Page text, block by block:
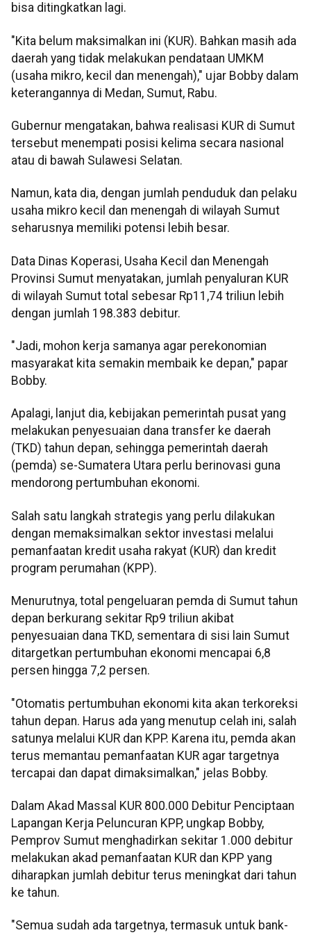
bisa ditingkatkan lagi.
"Kita belum maksimalkan ini (KUR). Bahkan masih ada
daerah yang tidak melakukan pendataan UMKM
(usaha mikro, kecil dan menengah)," ujar Bobby dalam
keterangannya di Medan, Sumut, Rabu.
Gubernur mengatakan, bahwa realisasi KUR di Sumut
tersebut menempati posisi kelima secara nasional
atau di bawah Sulawesi Selatan.
Namun, kata dia, dengan jumlah penduduk dan pelaku
usaha mikro kecil dan menengah di wilayah Sumut
seharusnya memiliki potensi lebih besar.
Data Dinas Koperasi, Usaha Kecil dan Menengah
Provinsi Sumut menyatakan, jumlah penyaluran KUR
di wilayah Sumut total sebesar Rp11,74 triliun lebih
dengan jumlah 198.383 debitur.
"Jadi, mohon kerja samanya agar perekonomian
masyarakat kita semakin membaik ke depan," papar
Bobby.
Apalagi, lanjut dia, kebijakan pemerintah pusat yang
melakukan penyesuaian dana transfer ke daerah
(TKD) tahun depan, sehingga pemerintah daerah
(pemda) se-Sumatera Utara perlu berinovasi guna
mendorong pertumbuhan ekonomi.
Salah satu langkah strategis yang perlu dilakukan
dengan memaksimalkan sektor investasi melalui
pemanfaatan kredit usaha rakyat (KUR) dan kredit
program perumahan (KPP).
Menurutnya, total pengeluaran pemda di Sumut tahun
depan berkurang sekitar Rp9 triliun akibat
penyesuaian dana TKD, sementara di sisi lain Sumut
ditargetkan pertumbuhan ekonomi mencapai 6,8
persen hingga 7,2 persen.
"Otomatis pertumbuhan ekonomi kita akan terkoreksi
tahun depan. Harus ada yang menutup celah ini, salah
satunya melalui KUR dan KPP. Karena itu, pemda akan
terus memantau pemanfaatan KUR agar targetnya
tercapai dan dapat dimaksimalkan," jelas Bobby.
Dalam Akad Massal KUR 800.000 Debitur Penciptaan
Lapangan Kerja Peluncuran KPP, ungkap Bobby,
Pemprov Sumut menghadirkan sekitar 1.000 debitur
melakukan akad pemanfaatan KUR dan KPP yang
diharapkan jumlah debitur terus meningkat dari tahun
ke tahun.
"Semua sudah ada targetnya, termasuk untuk bank-